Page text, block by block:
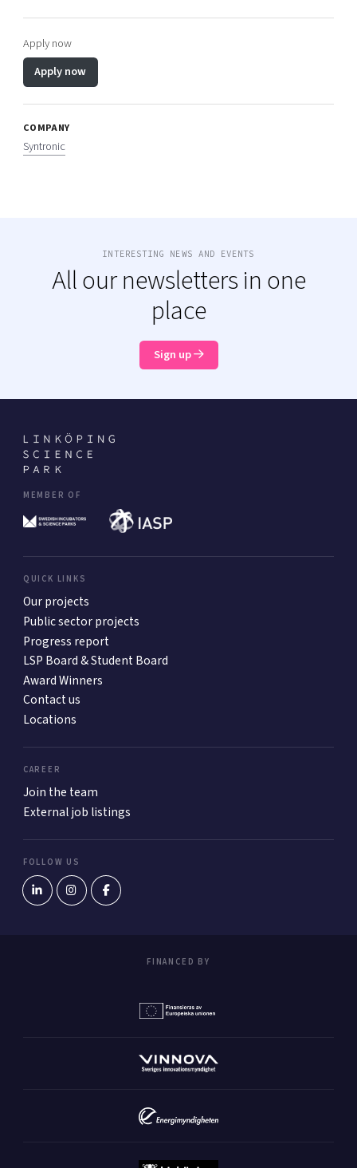
Apply now
Apply now
COMPANY
Syntronic
INTERESTING NEWS AND EVENTS
All our newsletters in one
place
Sign up
MEMBER OF
QUICK LINKS
Our projects
Public sector projects
Progress report
LSP Board & Student Board
Award Winners
Contact us
Locations
CAREER
Join the team
External job listings
FOLLOW US
FINANCED BY